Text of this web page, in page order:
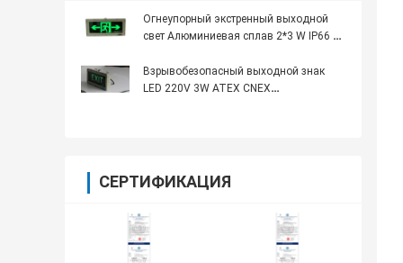
Огнеупорный экстренный выходной
свет Алюминиевая сплав 2*3 W IP66 Ex
Взрывобезопасный выходной знак
LED 220V 3W ATEX CNEX
СЕРТИФИКАЦИЯ